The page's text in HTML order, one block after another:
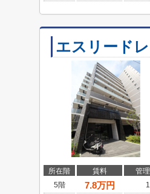
エスリード
所在階 賃料
管
5階
7.8万円